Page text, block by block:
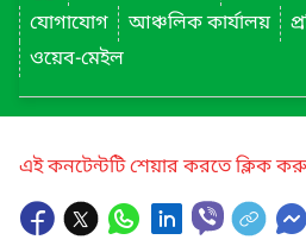
যোগাযোগ
আঞ্চলিক কার্যালয়
ওয়েব-মেইল
এই কনটেন্টটি শেয়ার করতে ক্লিক